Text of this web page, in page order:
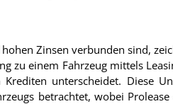
Zinsen verbunden sind,
zu einem Fahrzeug mittels
unterscheidet. Diese
betrachtet, wobei